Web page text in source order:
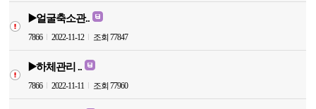
▶️얼굴축소관..
7866 2022-11-12 조회 77847
▶️하체관리 ..
7866 2022-11-11 조회 77960